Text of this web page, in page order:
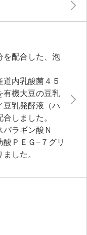
を配合した、泡
内乳酸菌４５
有機大豆の豆乳
豆乳発酵液（ハ
しました。
ラギン酸Ｎ
酸ＰＥＧ−７グリ
した。
ザ油、レモング
アオイ油とい